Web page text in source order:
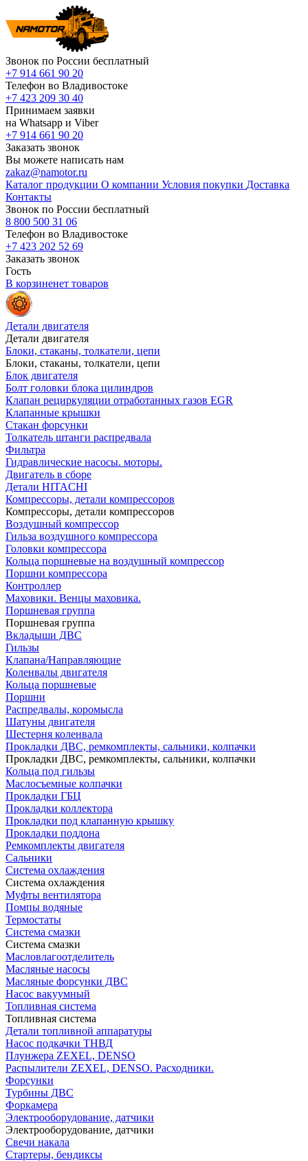
Звонок по России бесплатный
+7 914 661 90 20
Телефон во Владивостоке
+7 423 209 30 40
Принимаем заявки
на Whatsapp и Viber
+7 914 661 90 20
Заказать звонок
Вы можете написать нам
zakaz@namotor.ru
Каталог продукции О компании Условия покупки Доставка
Контакты
Звонок по России бесплатный
8 800 500 31 06
Телефон во Владивостоке
+7 423 202 52 69
Заказать звонок
Гость
В корзиненет товаров
Детали двигателя
Детали двигателя
Блоки, стаканы, толкатели, цепи
Блоки, стаканы, толкатели, цепи
Блок двигателя
Болт головки блока цилиндров
Клапан рециркуляции отработанных газов EGR
Клапанные крышки
Стакан форсунки
Толкатель штанги распредвала
Фильтра
Гидравлические насосы. моторы.
Двигатель в сборе
Детали HITACHI
Компрессоры, детали компрессоров
Компрессоры, детали компрессоров
Воздушный компрессор
Гильза воздушного компрессора
Головки компрессора
Кольца поршневые на воздушный компрессор
Поршни компрессора
Контроллер
Маховики. Венцы маховика.
Поршневая группа
Поршневая группа
Вкладыши ДВС
Гильзы
Клапана/Направляющие
Коленвалы двигателя
Кольца поршневые
Поршни
Распредвалы, коромысла
Шатуны двигателя
Шестерня коленвала
Прокладки ДВС, ремкомплекты, сальники, колпачки
Прокладки ДВС, ремкомплекты, сальники, колпачки
Кольца под гильзы
Маслосъемные колпачки
Прокладки ГБЦ
Прокладки коллектора
Прокладки под клапанную крышку
Прокладки поддона
Ремкомплекты двигателя
Сальники
Система охлаждения
Система охлаждения
Муфты вентилятора
Помпы водяные
Термостаты
Система смазки
Система смазки
Масловлагоотделитель
Масляные насосы
Масляные форсунки ДВС
Насос вакуумный
Топливная система
Топливная система
Детали топливной аппаратуры
Насос подкачки ТНВД
Плунжера ZEXEL, DENSO
Распылители ZEXEL, DENSO. Расходники.
Форсунки
Турбины ДВС
Форкамера
Электрооборудование, датчики
Электрооборудование, датчики
Свечи накала
Стартеры, бендиксы